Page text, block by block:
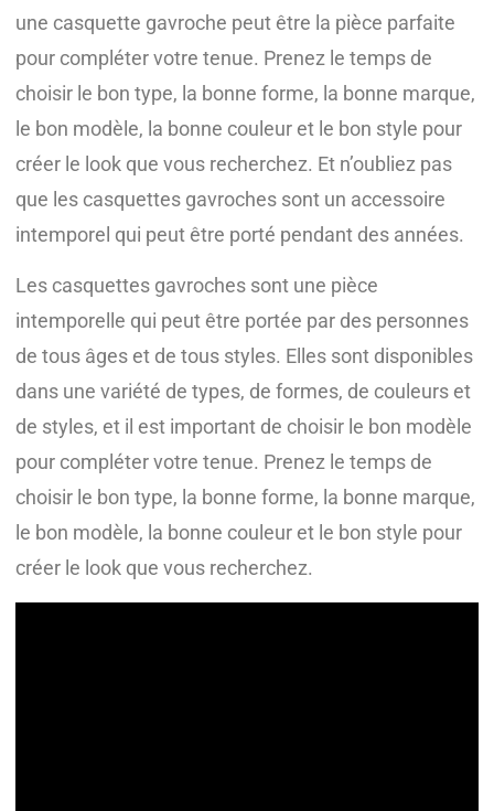
une casquette gavroche peut être la pièce parfaite
pour compléter votre tenue. Prenez le temps de
choisir le bon type, la bonne forme, la bonne marque,
le bon modèle, la bonne couleur et le bon style pour
créer le look que vous recherchez. Et n’oubliez pas
que les casquettes gavroches sont un accessoire
intemporel qui peut être porté pendant des années.
Les casquettes gavroches sont une pièce
intemporelle qui peut être portée par des personnes
de tous âges et de tous styles. Elles sont disponibles
dans une variété de types, de formes, de couleurs et
de styles, et il est important de choisir le bon modèle
pour compléter votre tenue. Prenez le temps de
choisir le bon type, la bonne forme, la bonne marque,
le bon modèle, la bonne couleur et le bon style pour
créer le look que vous recherchez.